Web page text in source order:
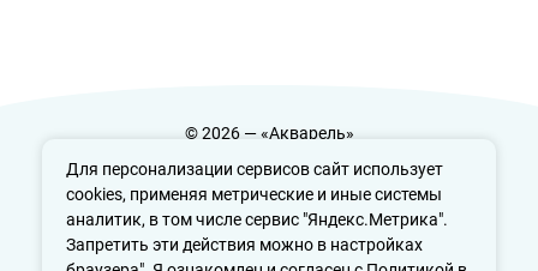
Для персонализации сервисов сайт использует
cookies, применяя метрические и иные системы
аналитик, в том числе сервис "Яндекс.Метрика".
Запретить эти действия можно в настройках
© 2026 — «Акварель»
Политика конфиденциальности